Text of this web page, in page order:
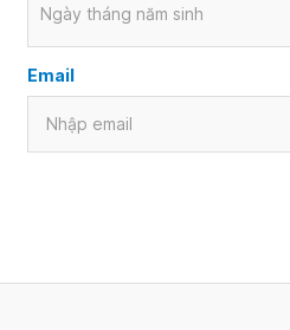
Ngày tháng năm sinh
Email